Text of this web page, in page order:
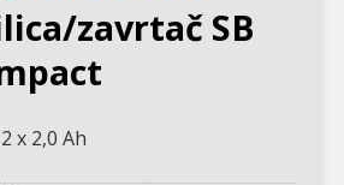
zavrtač SB
2 x 2,0 Ah